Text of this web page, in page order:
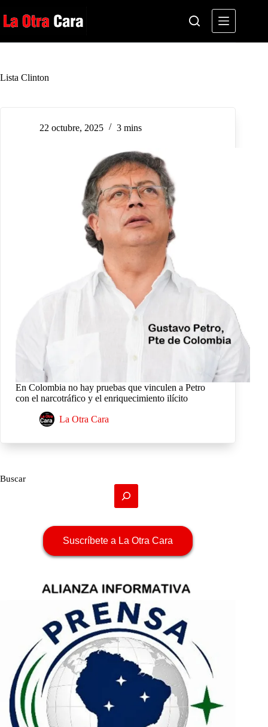
al
contenido
Lista Clinton
22 octubre, 2025 3 mins
En Colombia no hay pruebas que vinculen a Petro
con el narcotráfico y el enriquecimiento ilícito
La Otra Cara
Buscar
Suscríbete a La Otra Cara